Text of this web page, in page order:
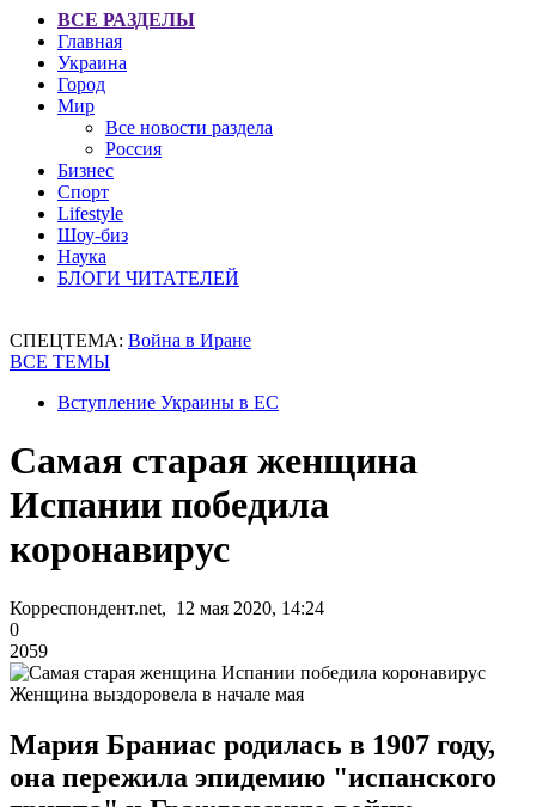
ВСЕ РАЗДЕЛЫ
Главная
Украина
Город
Мир
Все новости раздела
Россия
Бизнес
Спорт
Lifestyle
Шоу-биз
Наука
БЛОГИ ЧИТАТЕЛЕЙ
СПЕЦТЕМА: Война в Иране
ВСЕ ТЕМЫ
Вступление Украины в ЕС
Самая старая женщина
Испании победила
коронавирус
Корреспондент.net, 12 мая 2020, 14:24
0
2059
Женщина выздоровела в начале мая
Мария Браниас родилась в 1907 году,
она пережила эпидемию "испанского